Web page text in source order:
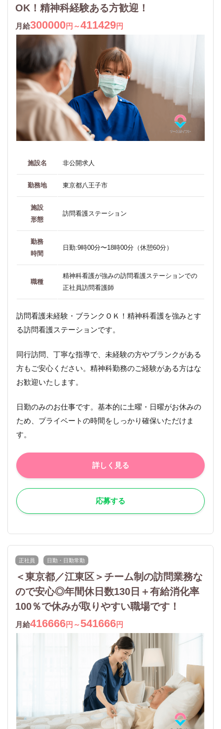
OK！精神科経験ある方歓迎！
月給300000円～411429円
施設名 非公開求人
勤務地 東京都八王子市
施設
形態
訪問看護ステーション
勤務
時間
日勤:9時00分〜18時00分（休憩60分）
職種
精神科看護が強みの訪問看護ステーションでの
正社員訪問看護師
訪問看護未経験・ブランクＯＫ！精神科看護を強みとす
る訪問看護ステーションです。
同行訪問、丁寧な指導で、未経験の方やブランクがある
方もご安心ください。精神科勤務のご経験がある方はな
お歓迎いたします。
日勤のみのお仕事です。基本的に土曜・日曜がお休みの
ため、プライベートの時間をしっかり確保いただけま
す。
詳しく見る
応募する
正社員 日勤・日勤常勤
＜東京都／江東区＞チーム制の訪問業務な
ので安心◎年間休日数130日＋有給消化率
100％で休みが取りやすい職場です！
月給416666円～541666円